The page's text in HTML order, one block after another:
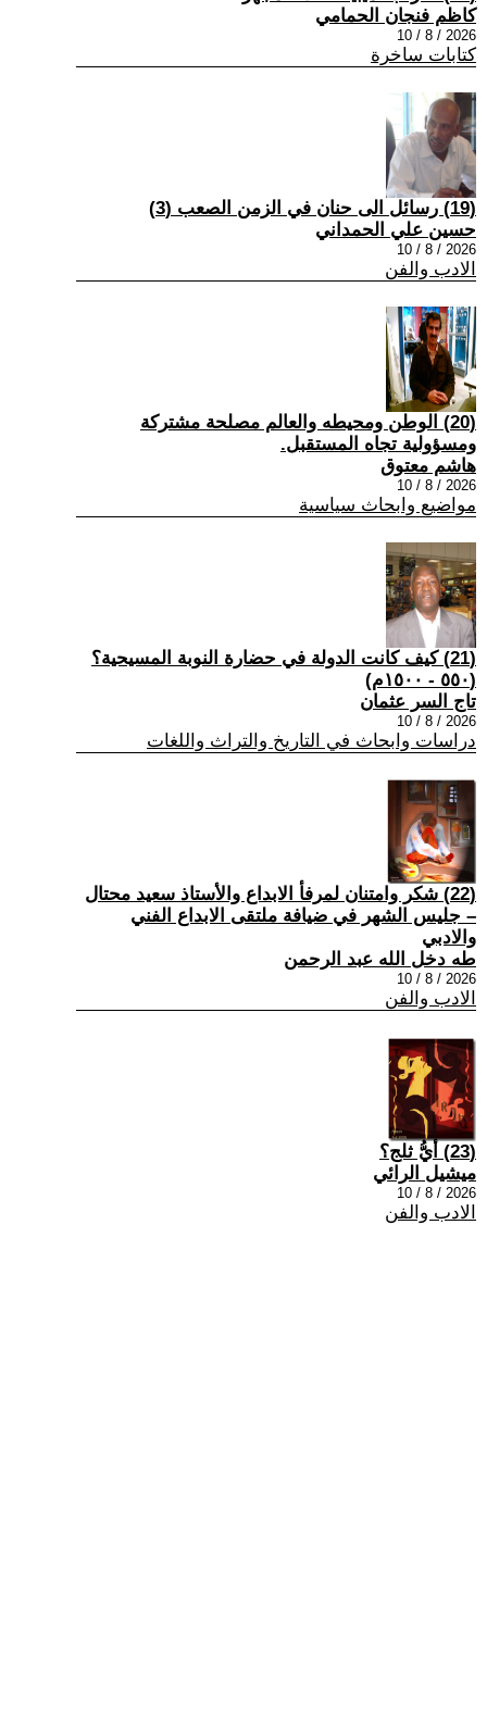
كاظم فنجان الحمامي
2026 / 8 / 10
كتابات ساخرة
(19) رسائل الى حنان في الزمن الصعب (3)
حسين علي الحمداني
2026 / 8 / 10
الادب والفن
(20) الوطن ومحيطه والعالم مصلحة مشتركة
ومسؤولية تجاه المستقبل.
هاشم معتوق
2026 / 8 / 10
مواضيع وابحاث سياسية
(21) كيف كانت الدولة في حضارة النوبة المسيحية؟
(٥٥٠ - ١٥٠٠م)
تاج السر عثمان
2026 / 8 / 10
دراسات وابحاث في التاريخ والتراث واللغات
(22) شكر وامتنان لمرفأ الابداع والأستاذ سعيد محتال
– جليس الشهر في ضيافة ملتقى الابداع الفني
والادبي
طه دخل الله عبد الرحمن
2026 / 8 / 10
الادب والفن
(23) أيُّ ثلج؟
ميشيل الرائي
2026 / 8 / 10
الادب والفن